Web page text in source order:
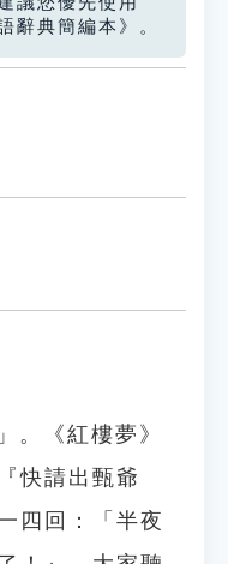
辭典簡編本》。
。《紅樓夢》
快請出甄爺
四回：「半夜